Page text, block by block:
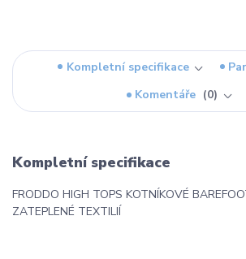
Kompletní specifikace
Komentáře
0
Kompletní specifikace
FRODDO HIGH TOPS KOTNÍKOVÉ
ZATEPLENÉ TEXTILIÍ